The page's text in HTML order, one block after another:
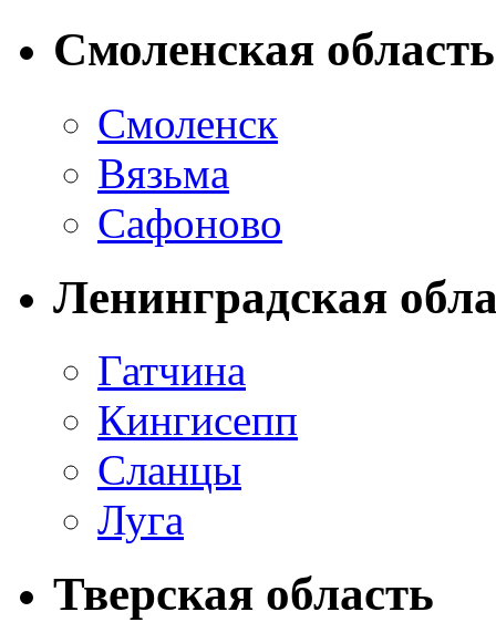
Смоленская область
Смоленск
Вязьма
Сафоново
Ленинградская
Гатчина
Кингисепп
Сланцы
Луга
Тверская область